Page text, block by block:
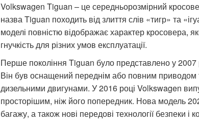
Volkswagen Tiguan – це середньорозмірний
назва Tiguan походить від злиття слів «тигр» та
моделі повністю відображає характер кросовера,
гнучкість для різних умов експлуатації.
Перше покоління Tiguan було представлено у
Він був оснащений переднім або повним
дизельними двигунами. У 2016 році Volkswagen
просторішим, ніж його попередник. Нова модель
багажу, а також нові передові технології безпеки і